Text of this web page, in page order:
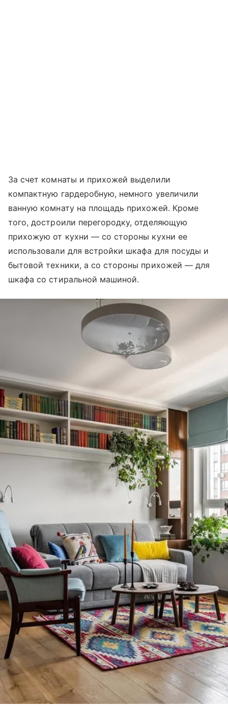
За счет комнаты и прихожей выделили
компактную гардеробную, немного увеличили
ванную комнату на площадь прихожей. Кроме
того, достроили перегородку, отделяющую
прихожую от кухни — со стороны кухни ее
использовали для встройки шкафа для посуды и
бытовой техники, а со стороны прихожей — для
шкафа со стиральной машиной.